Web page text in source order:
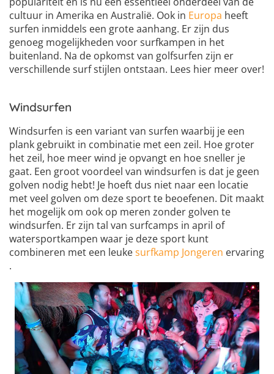
cultuur in Amerika en Australië. Ook in Europa heeft
surfen inmiddels een grote aanhang. Er zijn dus
genoeg mogelijkheden voor surfkampen in het
buitenland. Na de opkomst van golfsurfen zijn er
verschillende surf stijlen ontstaan. Lees hier meer over!
Windsurfen
Windsurfen is een variant van surfen waarbij je een
plank gebruikt in combinatie met een zeil. Hoe groter
het zeil, hoe meer wind je opvangt en hoe sneller je
gaat. Een groot voordeel van windsurfen is dat je geen
golven nodig hebt! Je hoeft dus niet naar een locatie
met veel golven om deze sport te beoefenen. Dit maakt
het mogelijk om ook op meren zonder golven te
windsurfen. Er zijn tal van surfcamps in april of
watersportkampen waar je deze sport kunt
combineren met een leukesurfkamp Jongeren ervaring
.